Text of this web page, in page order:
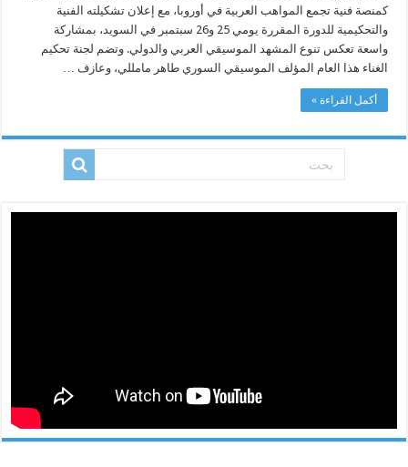
كمنصة فنية تجمع المواهب العربية في أوروبا، مع إعلان تشكيلته الفنية
والتحكيمية للدورة المقررة يومي 25 و26 سبتمبر في السويد، بمشاركة
واسعة تعكس تنوع المشهد الموسيقي العربي والدولي. وتضم لجنة تحكيم
الغناء هذا العام المؤلف الموسيقي السوري طاهر مامللي، وعازف …
أكمل القراءة »